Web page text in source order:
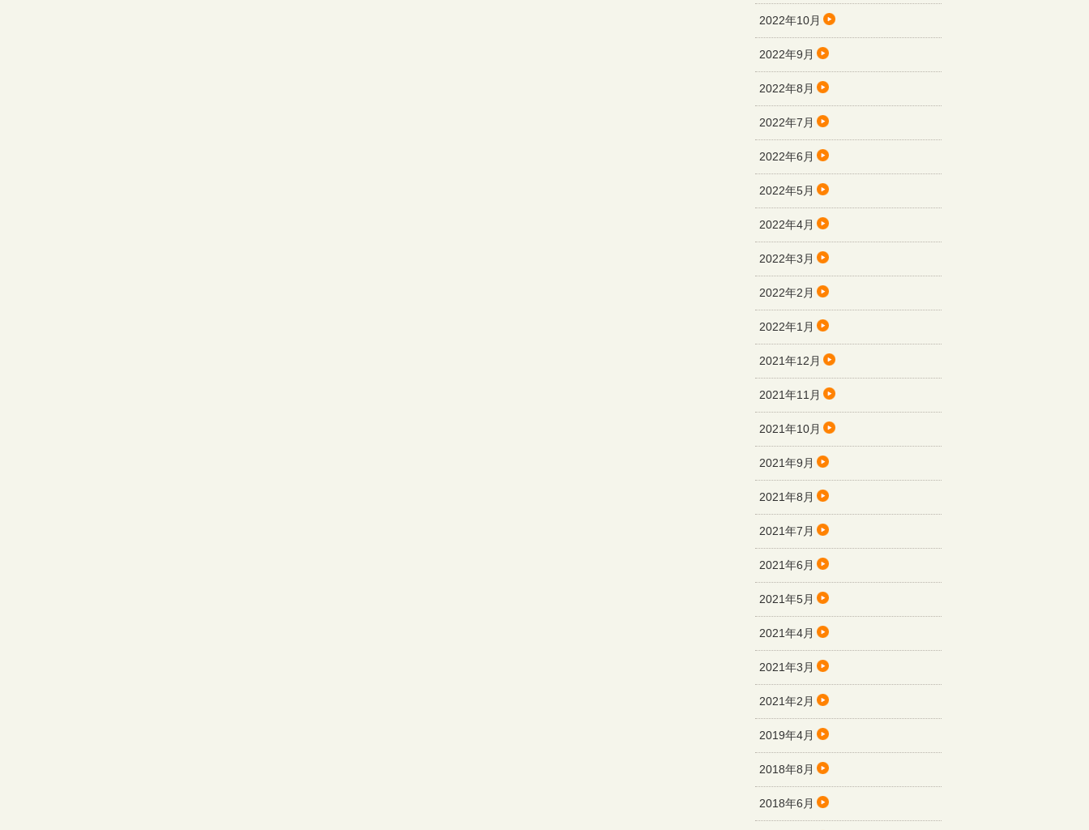
2022年10月
2022年9月
2022年8月
2022年7月
2022年6月
2022年5月
2022年4月
2022年3月
2022年2月
2022年1月
2021年12月
2021年11月
2021年10月
2021年9月
2021年8月
2021年7月
2021年6月
2021年5月
2021年4月
2021年3月
2021年2月
2019年4月
2018年8月
2018年6月